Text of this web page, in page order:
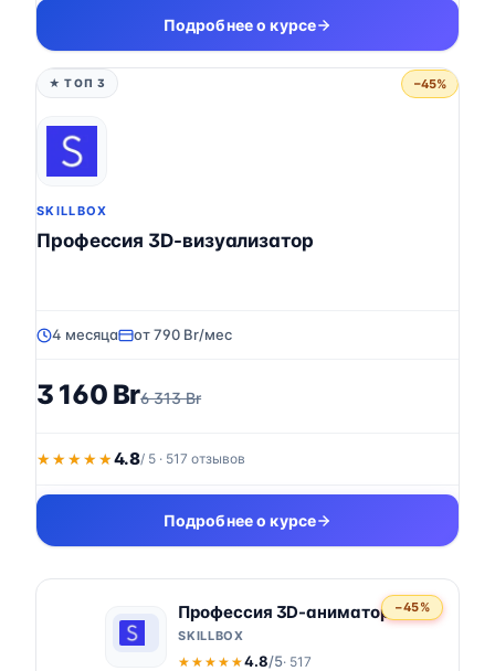
Подробнее о курсе
★ ТОП 3 −45%
SKILLBOX
Профессия 3D-визуализатор
4 месяца от 790 Br/мес
3 160 Br6 313 Br
★★★★★
★★★★★4.8/ 5 · 517 отзывов
Подробнее о курсе
−45%
Профессия 3D-аниматор
SKILLBOX
★★★★★
★★★★★4.8/5· 517